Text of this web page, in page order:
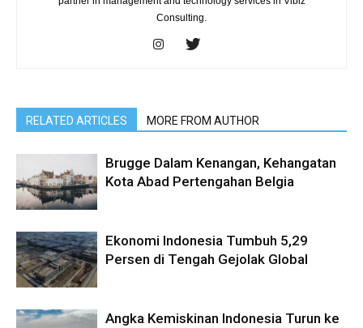
Consulting.
RELATED ARTICLES MORE FROM AUTHOR
Brugge Dalam Kenangan, Kehangatan
Kota Abad Pertengahan Belgia
Ekonomi Indonesia Tumbuh 5,29
Persen di Tengah Gejolak Global
Angka Kemiskinan Indonesia Turun ke